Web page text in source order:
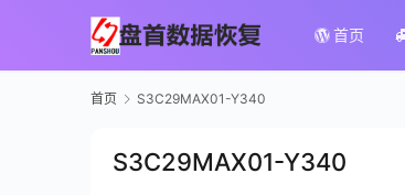
首页
首页 S3C29MAX01-Y340
S3C29MAX01-Y340